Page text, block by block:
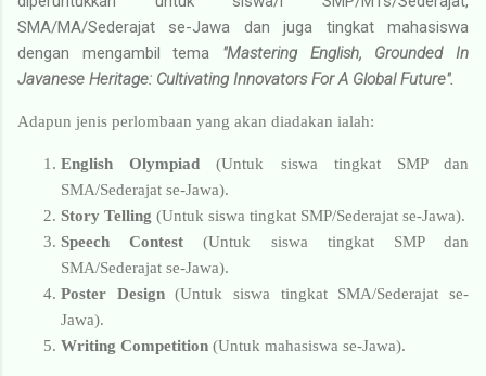
SMA/MA/Sederajat se-Jawa dan juga tingkat mahasiswa
dengan mengambil tema "Mastering English, Grounded In
Javanese Heritage: Cultivating Innovators For A Global Future".
Adapun jenis perlombaan yang akan diadakan ialah:
English Olympiad
(Untuk siswa tingkat SMP dan
SMA/Sederajat se-Jawa).
Story Telling (Untuk siswa tingkat SMP/Sederajat se-Jawa).
Speech Contest
(Untuk siswa tingkat SMP dan
SMA/Sederajat se-Jawa).
Poster Design
(Untuk siswa tingkat SMA/Sederajat se-
Jawa).
Writing Competition (Untuk mahasiswa se-Jawa).